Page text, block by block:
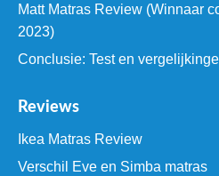
Matt Matras Review (Winnaar
2023)
Conclusie: Test en
Reviews
Ikea Matras Review
Verschil Eve en Simba matras